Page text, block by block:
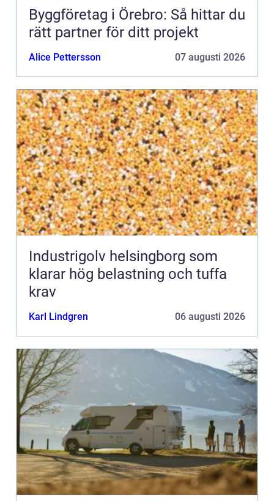
Byggföretag i Örebro: Så hittar du
rätt partner för ditt projekt
Alice Pettersson 07 augusti 2026
Industrigolv helsingborg som
klarar hög belastning och tuffa
krav
Karl Lindgren 06 augusti 2026